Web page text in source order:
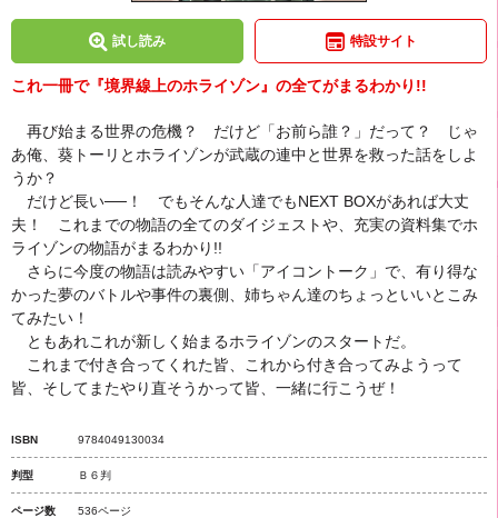
試し読み 特設サイト
これ一冊で『境界線上のホライゾン』の全てがまるわかり!!
再び始まる世界の危機？ だけど「お前ら誰？」だって？ じゃ
あ俺、葵トーリとホライゾンが武蔵の連中と世界を救った話をしよ
うか？
だけど長い──！ でもそんな人達でもNEXT BOXがあれば大丈
夫！ これまでの物語の全てのダイジェストや、充実の資料集でホ
ライゾンの物語がまるわかり!!
さらに今度の物語は読みやすい「アイコントーク」で、有り得な
かった夢のバトルや事件の裏側、姉ちゃん達のちょっといいとこみ
てみたい！
ともあれこれが新しく始まるホライゾンのスタートだ。
これまで付き合ってくれた皆、これから付き合ってみようって
皆、そしてまたやり直そうかって皆、一緒に行こうぜ！
ISBN 9784049130034
判型 Ｂ６判
ページ数 536ページ